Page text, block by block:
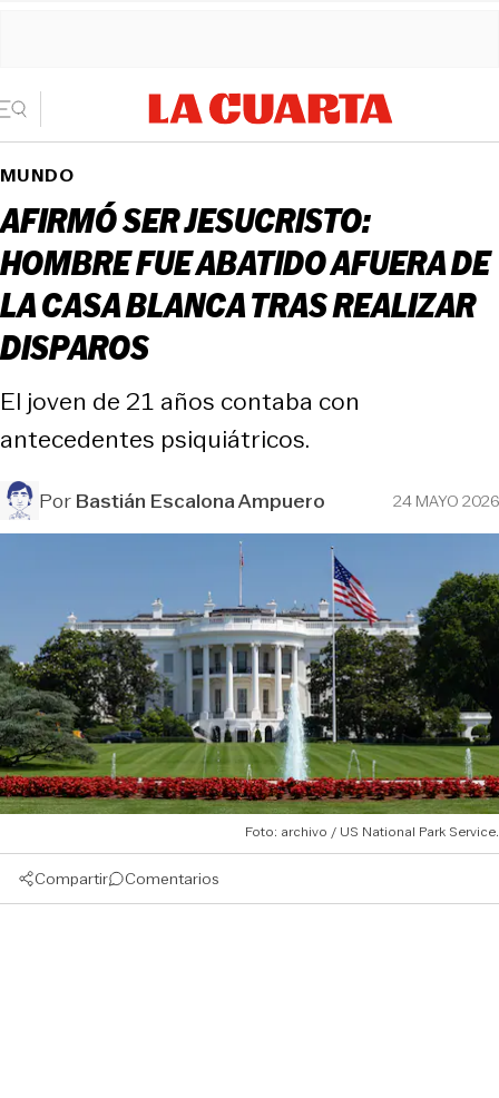
MUNDO
AFIRMÓ SER JESUCRISTO:
HOMBRE FUE ABATIDO AFUERA DE
LA CASA BLANCA TRAS REALIZAR
DISPAROS
El joven de 21 años contaba con
antecedentes psiquiátricos.
PorBastián Escalona Ampuero 24 MAYO 2026
Foto: archivo / US National Park Service.
Compartir Comentarios